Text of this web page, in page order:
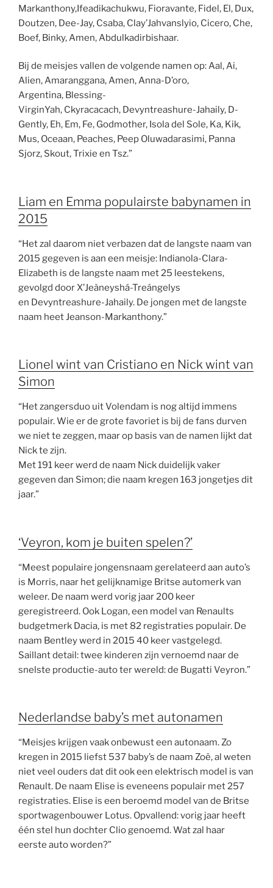
Markanthony,Ifeadikachukwu, Fioravante, Fidel, El, Dux,
Doutzen, Dee-Jay, Csaba, Clay’Jahvanslyio, Cicero, Che,
Boef, Binky, Amen, Abdulkadirbishaar.
Bij de meisjes vallen de volgende namen op: Aal, Ai,
Alien, Amaranggana, Amen, Anna-D’oro,
Argentina, Blessing-
VirginYah, Ckyracacach, Devyntreashure-Jahaily, D-
Gently, Eh, Em, Fe, Godmother, Isola del Sole, Ka, Kik,
Mus, Oceaan, Peaches, Peep Oluwadarasimi, Panna
Sjorz, Skout, Trixie en Tsz.”
Liam en Emma populairste babynamen in
2015
“Het zal daarom niet verbazen dat de langste naam van
2015 gegeven is aan een meisje: Indianola-Clara-
Elizabeth is de langste naam met 25 leestekens,
gevolgd door X’Jeàneyshá-Treángelys
en Devyntreashure-Jahaily. De jongen met de langste
naam heet Jeanson-Markanthony.”
Lionel wint van Cristiano en Nick wint van
Simon
“Het zangersduo uit Volendam is nog altijd immens
populair. Wie er de grote favoriet is bij de fans durven
we niet te zeggen, maar op basis van de namen lijkt dat
Nick te zijn.
Met 191 keer werd de naam Nick duidelijk vaker
gegeven dan Simon; die naam kregen 163 jongetjes dit
jaar.”
‘Veyron, kom je buiten spelen?’
“Meest populaire jongensnaam gerelateerd aan auto’s
is Morris, naar het gelijknamige Britse automerk van
weleer. De naam werd vorig jaar 200 keer
geregistreerd. Ook Logan, een model van Renaults
budgetmerk Dacia, is met 82 registraties populair. De
naam Bentley werd in 2015 40 keer vastgelegd.
Saillant detail: twee kinderen zijn vernoemd naar de
snelste productie-auto ter wereld: de Bugatti Veyron.”
Nederlandse baby’s met autonamen
“Meisjes krijgen vaak onbewust een autonaam. Zo
kregen in 2015 liefst 537 baby’s de naam Zoë, al weten
niet veel ouders dat dit ook een elektrisch model is van
Renault. De naam Elise is eveneens populair met 257
registraties. Elise is een beroemd model van de Britse
sportwagenbouwer Lotus. Opvallend: vorig jaar heeft
één stel hun dochter Clio genoemd. Wat zal haar
eerste auto worden?”